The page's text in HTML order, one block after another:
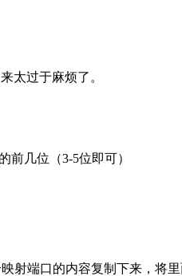
太过于麻烦了。
前几位（3-5位即可）
口的内容复制下来，将